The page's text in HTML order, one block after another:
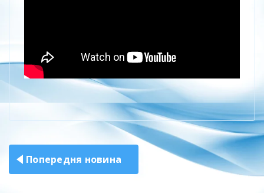
Навігація
записів
Попередня новина